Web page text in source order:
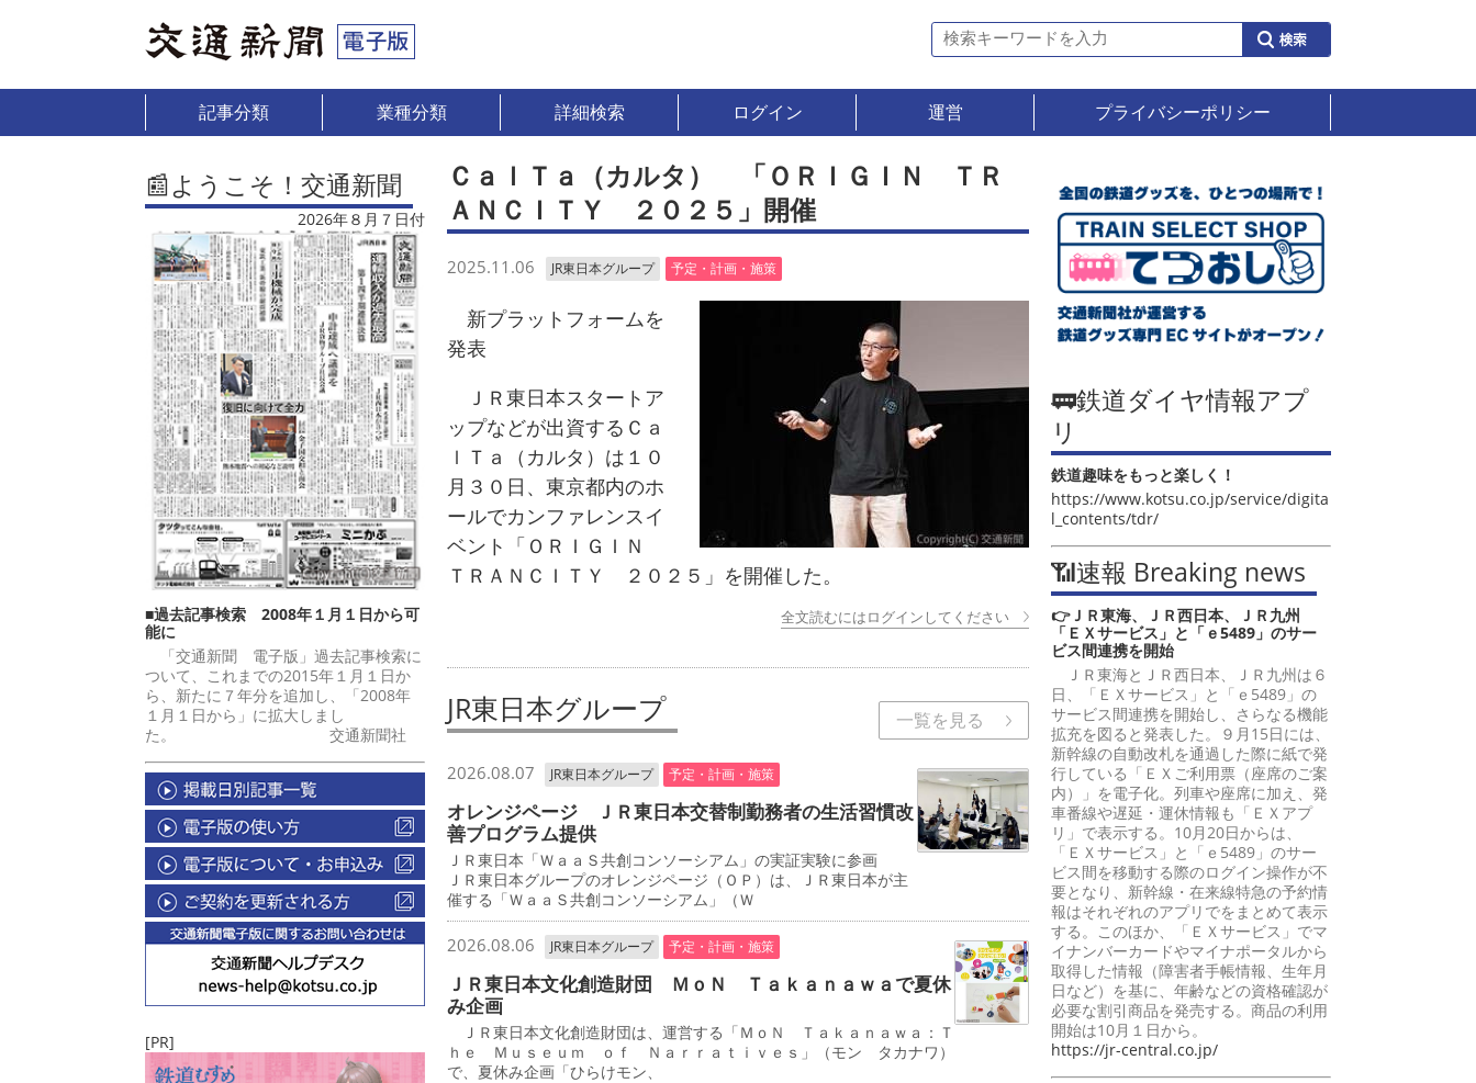
記事分類 業種分類 詳細検索 ログイン 運営 プライバシーポリシー
📰ようこそ！交通新聞
2026年８月７日付
■過去記事検索 2008年１月１日から可
能に
「交通新聞 電子版」過去記事検索に
ついて、これまでの2015年１月１日か
ら、新たに７年分を追加し、「2008年
１月１日から」に拡大しまし
た。 交通新聞社
[PR]
ＣａｌＴａ（カルタ） 「ＯＲＩＧＩＮ ＴＲ
ＡＮＣＩＴＹ ２０２５」開催
2025.11.06 JR東日本グループ 予定・計画・施策
新プラットフォームを
発表
ＪＲ東日本スタートア
ップなどが出資するＣａ
ｌＴａ（カルタ）は１０
月３０日、東京都内のホ
ールでカンファレンスイ
ベント「ＯＲＩＧＩＮ
ＴＲＡＮＣＩＴＹ ２０２５」を開催した。
全文読むにはログインしてください
JR東日本グループ 一覧を見る
2026.08.07 JR東日本グループ 予定・計画・施策
オレンジページ ＪＲ東日本交替制勤務者の生活習慣改
善プログラム提供
ＪＲ東日本「ＷａａＳ共創コンソーシアム」の実証実験に参画
ＪＲ東日本グループのオレンジページ（ＯＰ）は、ＪＲ東日本が主
催する「ＷａａＳ共創コンソーシアム」（Ｗ
2026.08.06 JR東日本グループ 予定・計画・施策
ＪＲ東日本文化創造財団 ＭｏＮ Ｔａｋａｎａｗａで夏休
み企画
ＪＲ東日本文化創造財団は、運営する「ＭｏＮ Ｔａｋａｎａｗａ：Ｔ
ｈｅ Ｍｕｓｅｕｍ ｏｆ Ｎａｒｒａｔｉｖｅｓ」（モン タカナワ）
で、夏休み企画「ひらけモン、
🚃鉄道ダイヤ情報アプ
リ
鉄道趣味をもっと楽しく！
https://www.kotsu.co.jp/service/digita
l_contents/tdr/
📶速報 Breaking news
👉ＪＲ東海、ＪＲ西日本、ＪＲ九州
「ＥＸサービス」と「ｅ5489」のサー
ビス間連携を開始
ＪＲ東海とＪＲ西日本、ＪＲ九州は６
日、「ＥＸサービス」と「ｅ5489」の
サービス間連携を開始し、さらなる機能
拡充を図ると発表した。９月15日には、
新幹線の自動改札を通過した際に紙で発
行している「ＥＸご利用票（座席のご案
内）」を電子化。列車や座席に加え、発
車番線や遅延・運休情報も「ＥＸアプ
リ」で表示する。10月20日からは、
「ＥＸサービス」と「ｅ5489」のサー
ビス間を移動する際のログイン操作が不
要となり、新幹線・在来線特急の予約情
報はそれぞれのアプリでをまとめて表示
する。このほか、「ＥＸサービス」でマ
イナンバーカードやマイナポータルから
取得した情報（障害者手帳情報、生年月
日など）を基に、年齢などの資格確認が
必要な割引商品を発売する。商品の利用
開始は10月１日から。
https://jr-central.co.jp/